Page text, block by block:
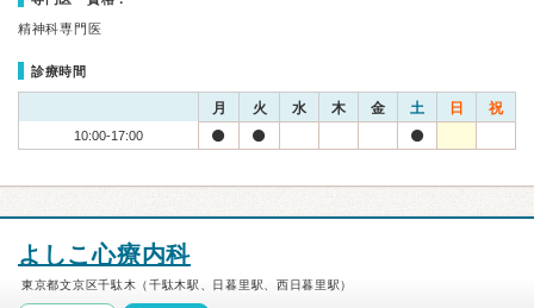
精神科専門医
診療時間
月 火 水 木 金 土 日 祝
10:00-17:00
よしこ心療内科
東京都文京区千駄木（千駄木駅、日暮里駅、西日暮里駅）